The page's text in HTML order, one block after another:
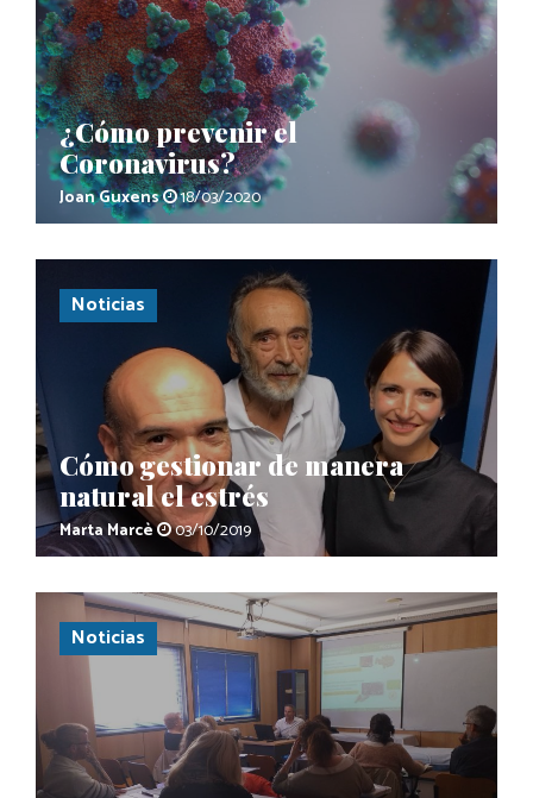
¿Cómo prevenir el
Coronavirus?
Joan Guxens 18/03/2020
Noticias
Cómo gestionar de manera
natural el estrés
Marta Marcè 03/10/2019
Noticias